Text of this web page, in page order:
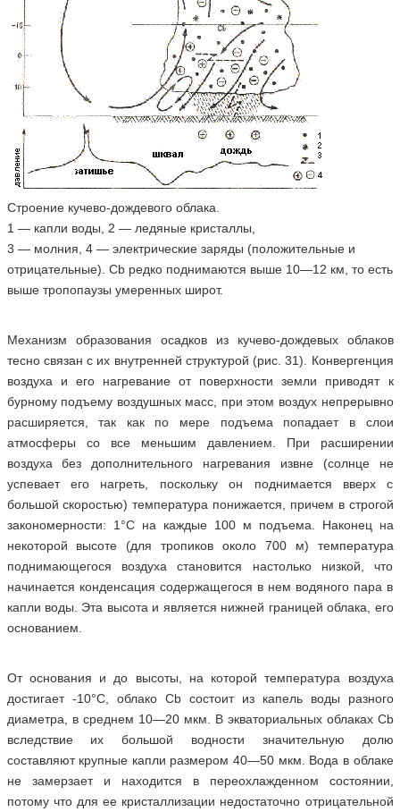
Строение кучево-дождевого облака.
1 — капли воды, 2 — ледяные кристаллы,
3 — молния, 4 — электрические заряды (положительные и
отрицательные). Сb редко поднимаются выше 10—12 км, то есть
выше тропопаузы умеренных широт.
Механизм образования осадков из кучево-дождевых облаков
тесно связан с их внутренней структурой (рис. 31). Конвергенция
воздуха и его нагревание от поверхности земли приводят к
бурному подъему воздушных масс, при этом воздух непрерывно
расширяется, так как по мере подъема попадает в слои
атмосферы со все меньшим давлением. При расширении
воздуха без дополнительного нагревания извне (солнце не
успевает его нагреть, поскольку он поднимается вверх с
большой скоростью) температура понижается, причем в строгой
закономерности: 1°С на каждые 100 м подъема. Наконец на
некоторой высоте (для тропиков около 700 м) температура
поднимающегося воздуха становится настолько низкой, что
начинается конденсация содержащегося в нем водяного пара в
капли воды. Эта высота и является нижней границей облака, его
основанием.
От основания и до высоты, на которой температура воздуха
достигает -10°С, облако Сb состоит из капель воды разного
диаметра, в среднем 10—20 мкм. В экваториальных облаках Сb
вследствие их большой водности значительную долю
составляют крупные капли размером 40—50 мкм. Вода в облаке
не замерзает и находится в переохлажденном состоянии,
потому что для ее кристаллизации недостаточно отрицательной